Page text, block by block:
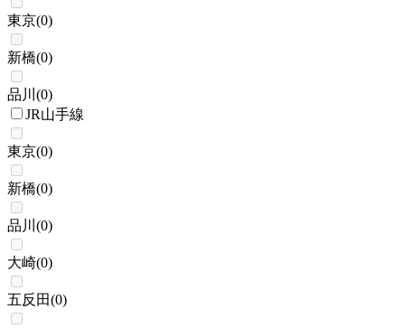
東京(0)
新橋(0)
品川 (0)
JR山手線
東京(0)
新橋(0)
品川 (0)
大崎(0)
五反田(0)